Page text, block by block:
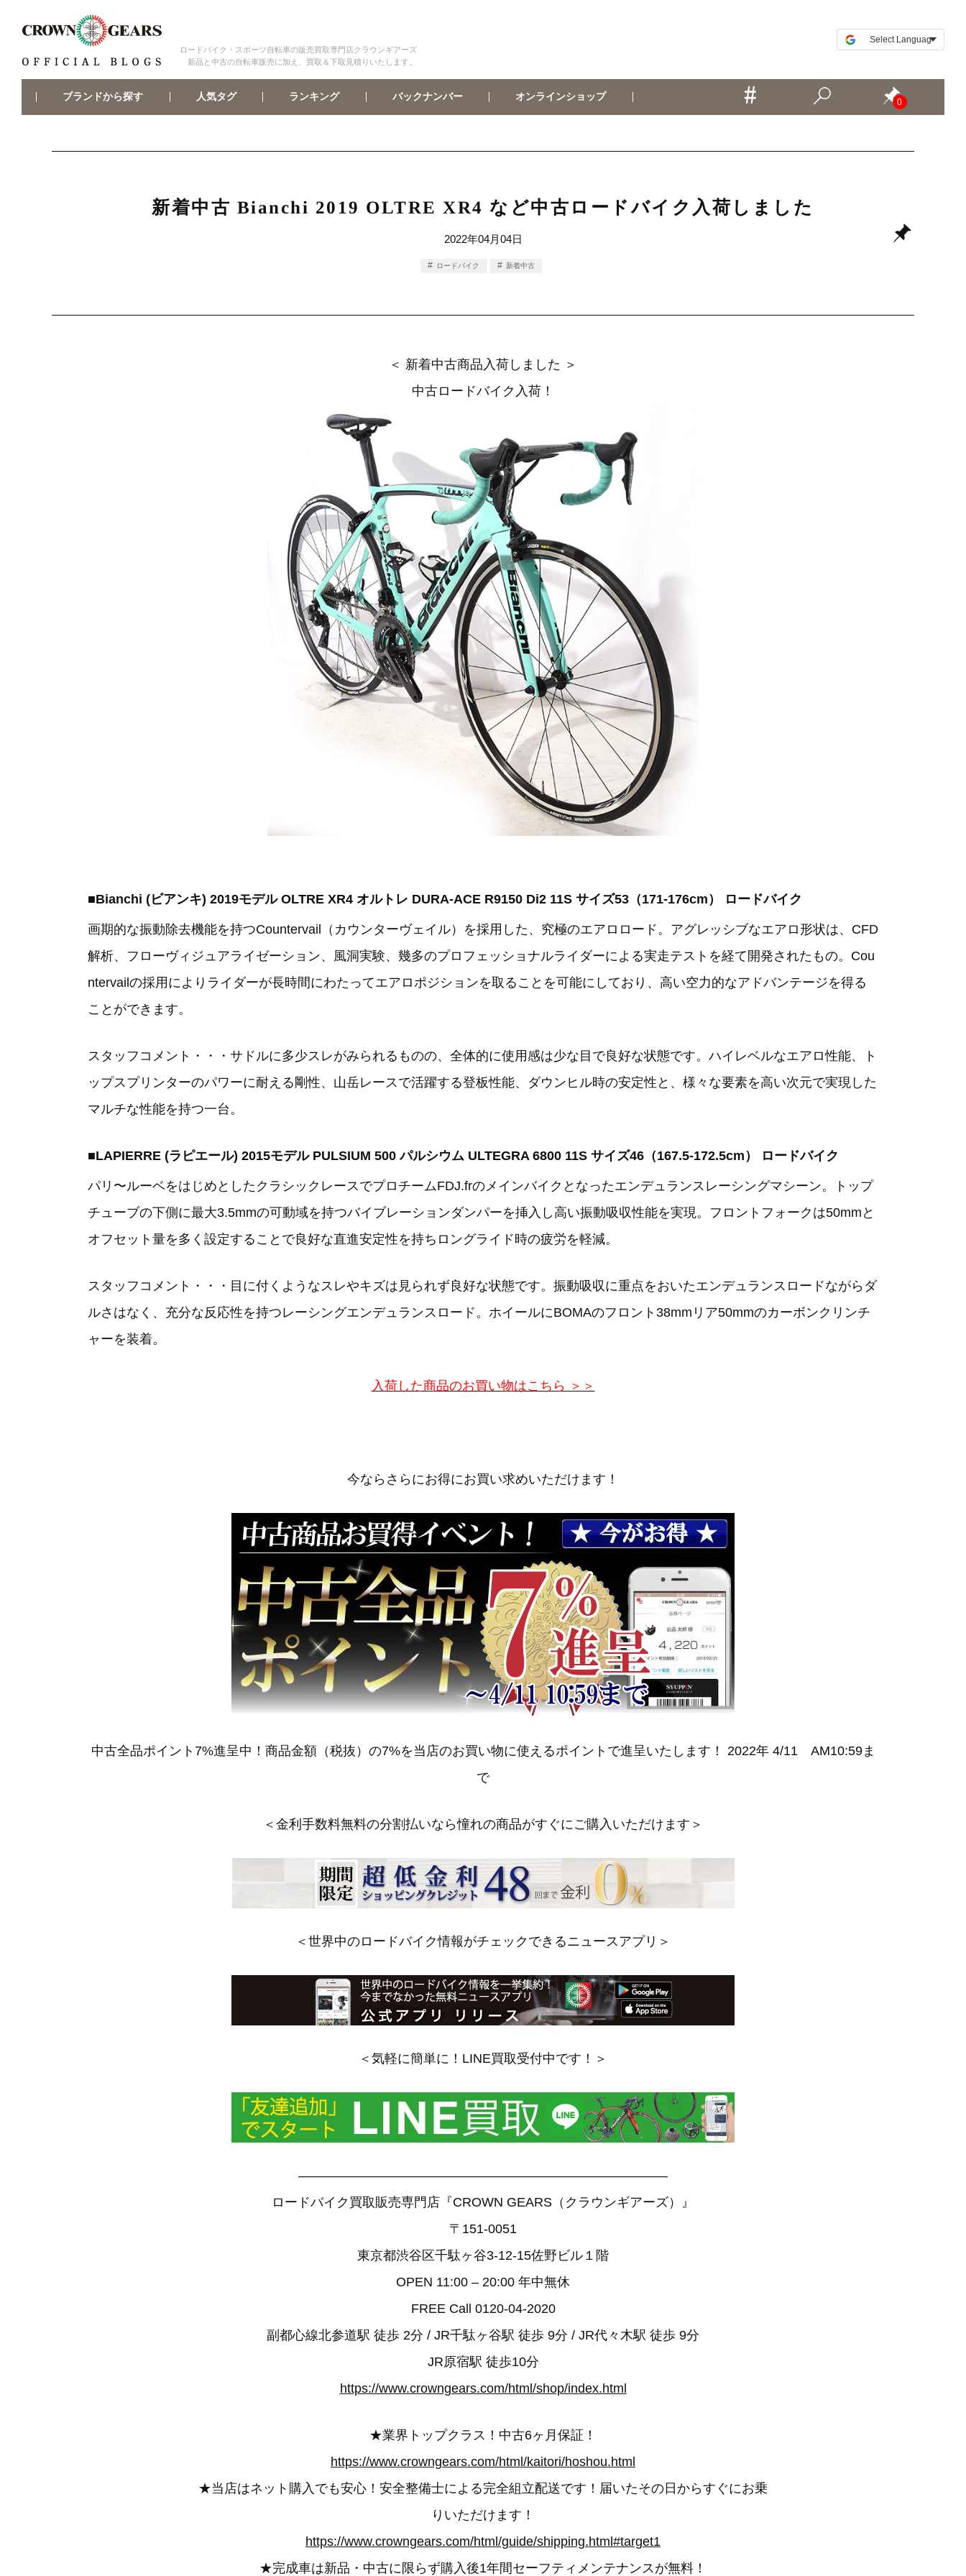
ロードバイク・スポーツ自転車の販売買取専門店クラウンギアーズ
新品と中古の自転車販売に加え、買取＆下取見積りいたします。
ブランドから探す 人気タグ ランキング バックナンバー オンラインショップ 0
新着中古 Bianchi 2019 OLTRE XR4 など中古ロードバイク入荷しました
2022年04月04日
ロードバイク 新着中古
＜ 新着中古商品入荷しました ＞
中古ロードバイク入荷！
■Bianchi (ビアンキ) 2019モデル OLTRE XR4 オルトレ DURA-ACE R9150 Di2 11S サイズ53（171-176cm） ロードバイク
画期的な振動除去機能を持つCountervail（カウンターヴェイル）を採用した、究極のエアロロード。アグレッシブなエアロ形状は、CFD
解析、フローヴィジュアライゼーション、風洞実験、幾多のプロフェッショナルライダーによる実走テストを経て開発されたもの。Cou
ntervailの採用によりライダーが長時間にわたってエアロポジションを取ることを可能にしており、高い空力的なアドバンテージを得る
ことができます。
スタッフコメント・・・サドルに多少スレがみられるものの、全体的に使用感は少な目で良好な状態です。ハイレベルなエアロ性能、ト
ップスプリンターのパワーに耐える剛性、山岳レースで活躍する登板性能、ダウンヒル時の安定性と、様々な要素を高い次元で実現した
マルチな性能を持つ一台。
■LAPIERRE (ラピエール) 2015モデル PULSIUM 500 パルシウム ULTEGRA 6800 11S サイズ46（167.5-172.5cm） ロードバイク
パリ〜ルーベをはじめとしたクラシックレースでプロチームFDJ.frのメインバイクとなったエンデュランスレーシングマシーン。トップ
チューブの下側に最大3.5mmの可動域を持つバイブレーションダンパーを挿入し高い振動吸収性能を実現。フロントフォークは50mmと
オフセット量を多く設定することで良好な直進安定性を持ちロングライド時の疲労を軽減。
スタッフコメント・・・目に付くようなスレやキズは見られず良好な状態です。振動吸収に重点をおいたエンデュランスロードながらダ
ルさはなく、充分な反応性を持つレーシングエンデュランスロード。ホイールにBOMAのフロント38mmリア50mmのカーボンクリンチ
ャーを装着。
入荷した商品のお買い物はこちら ＞＞
今ならさらにお得にお買い求めいただけます！
中古全品ポイント7%進呈中！商品金額（税抜）の7%を当店のお買い物に使えるポイントで進呈いたします！ 2022年 4/11 AM10:59ま
で
＜金利手数料無料の分割払いなら憧れの商品がすぐにご購入いただけます＞
＜世界中のロードバイク情報がチェックできるニュースアプリ＞
＜気軽に簡単に！LINE買取受付中です！＞
————————————————————————————–
ロードバイク買取販売専門店『CROWN GEARS（クラウンギアーズ）』
〒151-0051
東京都渋谷区千駄ヶ谷3-12-15佐野ビル１階
OPEN 11:00 – 20:00 年中無休
FREE Call 0120-04-2020
副都心線北参道駅 徒歩 2分 / JR千駄ヶ谷駅 徒歩 9分 / JR代々木駅 徒歩 9分
JR原宿駅 徒歩10分
https://www.crowngears.com/html/shop/index.html
★業界トップクラス！中古6ヶ月保証！
https://www.crowngears.com/html/kaitori/hoshou.html
★当店はネット購入でも安心！安全整備士による完全組立配送です！届いたその日からすぐにお乗
りいただけます！
https://www.crowngears.com/html/guide/shipping.html#target1
★完成車は新品・中古に限らず購入後1年間セーフティメンテナンスが無料！